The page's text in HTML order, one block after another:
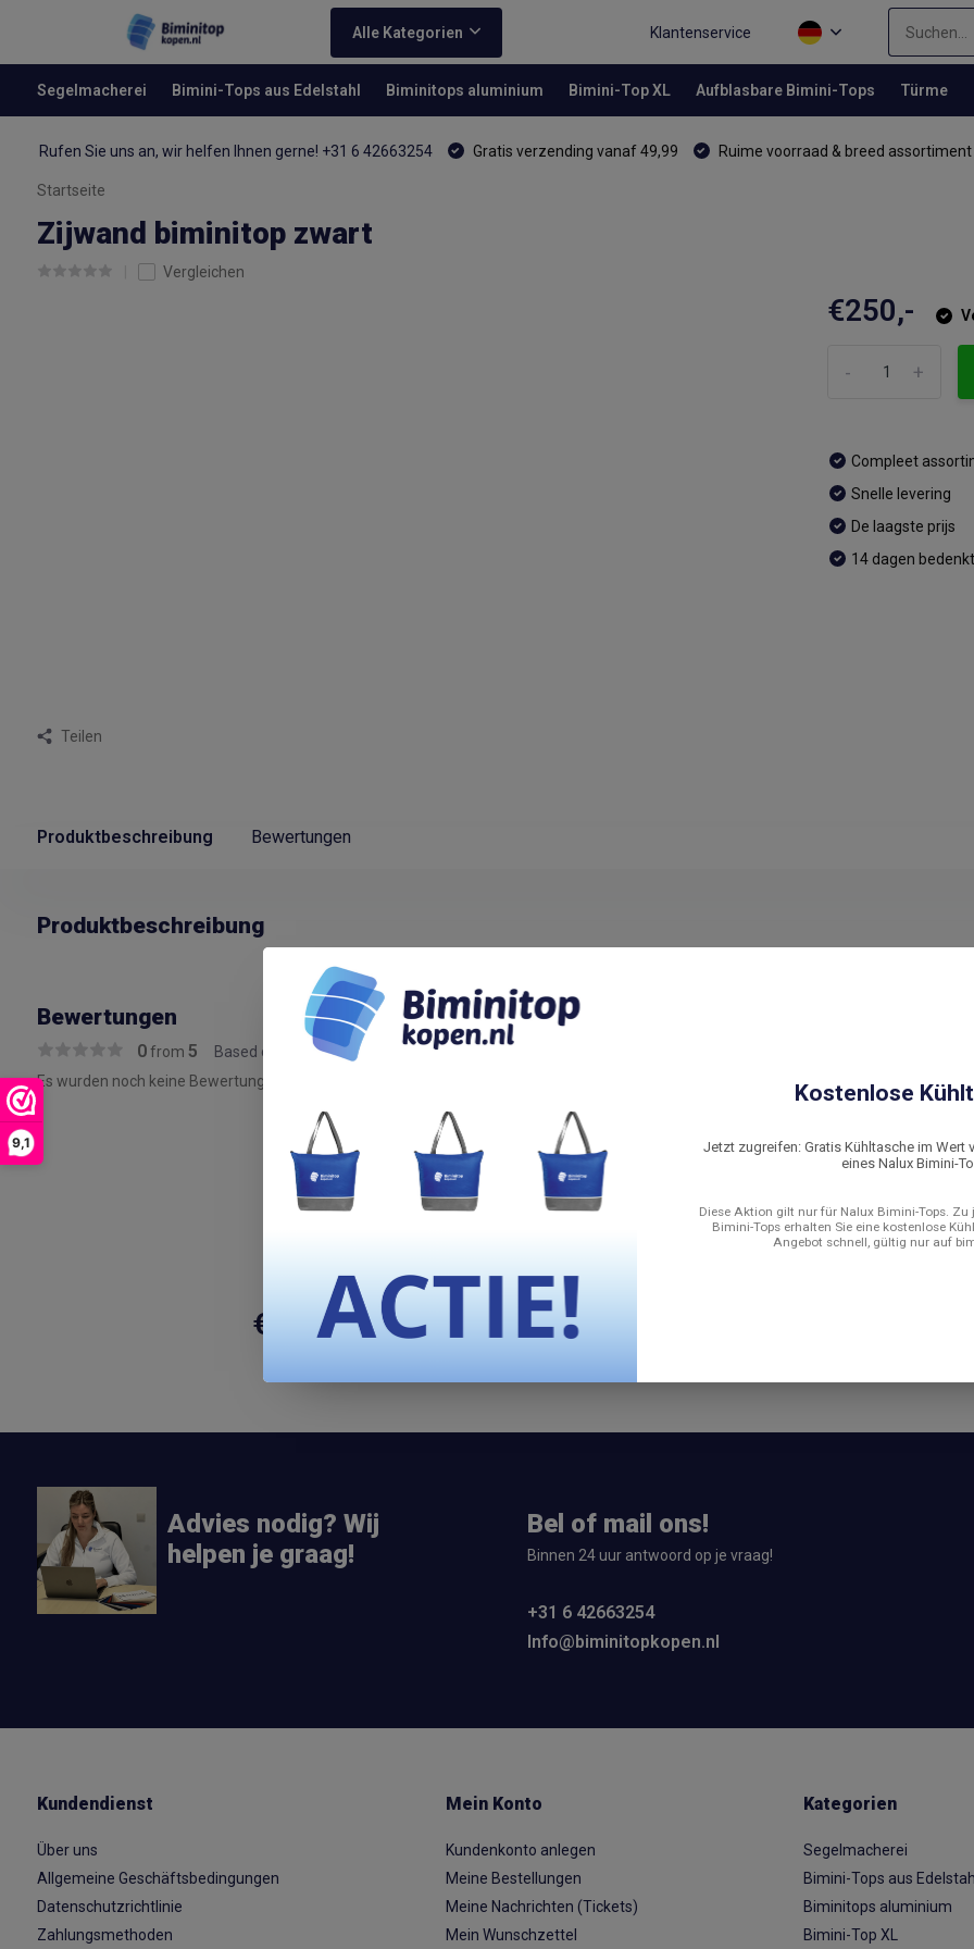
9,1
Alle Kategorien Klantenservice
Segelmacherei Bimini-Tops aus Edelstahl Biminitops aluminium Bimini-Top XL Aufblasbare Bimini-Tops Türme
Rufen Sie uns an, wir helfen Ihnen gerne! +31 6 42663254 Gratis verzending vanaf 49,99 Ruime voorraad & breed assortiment
Startseite
Zijwand biminitop zwart
Vergleichen
Teilen
€250,-
+
-
Compleet
Snelle levering
De laagste prijs
14 dagen
Produktbeschreibung Bewertungen
Produktbeschreibung
Bewertungen
0from 5
Based on 0 reviews
Es wurden noch keine Bewertungen für dieses Produkt abgegeben..
€ 250,- Zijwand biminitop zwart
Advies nodig? Wij
helpen je graag!
Bel of mail ons!
Binnen 24 uur antwoord op je vraag!
+31 6 42663254
Info@biminitopkopen.nl
Kundendienst
Über uns
Allgemeine Geschäftsbedingungen
Datenschutzrichtlinie
Zahlungsmethoden
Mein Konto
Kundenkonto anlegen
Meine Bestellungen
Meine Nachrichten (Tickets)
Mein Wunschzettel
Kategorien
Segelmacherei
Bimini-Tops aus
Biminitops aluminium
Bimini-Top XL
Kostenlose
Jetzt zugreifen: Gratis Kühltasche im Wert
eines Nalux Bimini-
Diese Aktion gilt nur für Nalux Bimini-Tops. Zu
Bimini-Tops erhalten Sie eine kostenlose
Angebot schnell, gültig nur auf